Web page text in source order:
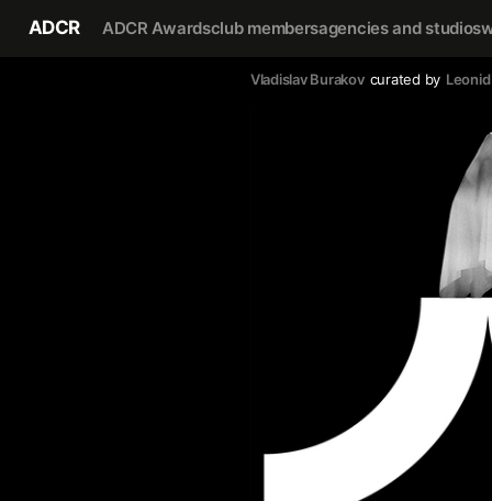
ADCR ADCR Awardsclub membersagencies and studios
Vladislav Burakov curated by